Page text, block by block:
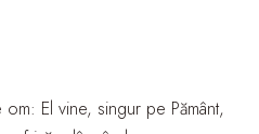
El vine, singur pe Pământ,